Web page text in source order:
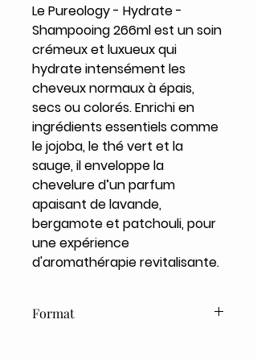
Le Pureology - Hydrate -
Shampooing 266ml est un soin
crémeux et luxueux qui
hydrate intensément les
cheveux normaux à épais,
secs ou colorés. Enrichi en
ingrédients essentiels comme
le jojoba, le thé vert et la
sauge, il enveloppe la
chevelure d’un parfum
apaisant de lavande,
bergamote et patchouli, pour
une expérience
d'aromathérapie revitalisante.
Format